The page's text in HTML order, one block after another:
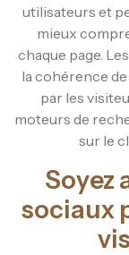
utilisateurs et
mieux
chaque page.
la cohérence
par les
moteurs de
sur le
Soyez
sociaux